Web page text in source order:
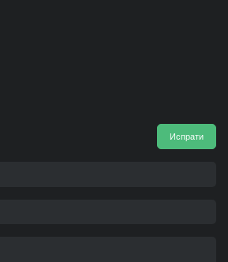
Испрати